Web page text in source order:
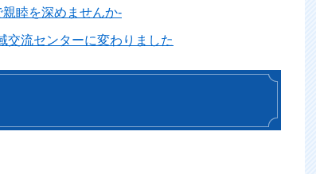
睦を深めませんか-
交流センターに変わりました